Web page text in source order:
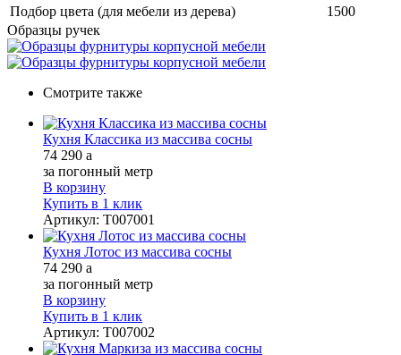
Подбор цвета (для мебели из дерева)
1500
Образцы ручек
Смотрите также
Кухня Классика из массива сосны
74 290 a
за погонный метр
В корзину
Купить в 1 клик
Артикул: Т007001
Кухня Лотос из массива сосны
74 290 a
за погонный метр
В корзину
Купить в 1 клик
Артикул: Т007002